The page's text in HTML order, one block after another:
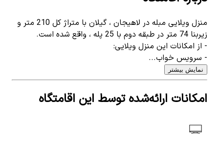
منزل ویلایی مبله در لاهیجان ، گیلان با متراژ کل 210 متر و
زیربنا 74 متر در طبقه دوم با 25 پله ، واقع شده است.
- از امکانات این منزل ویلایی:
- سرویس خواب...
نمایش بیشتر
امکانات ارائه‌شده توسط این اقامتگاه